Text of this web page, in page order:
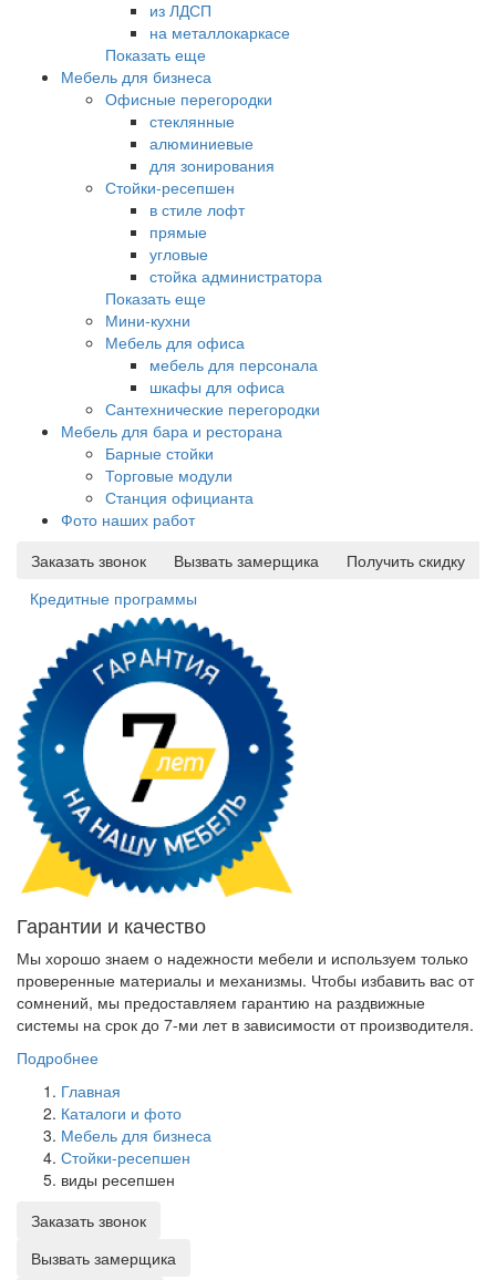
из ЛДСП
на металлокаркасе
Показать еще
Мебель для бизнеса
Офисные перегородки
стеклянные
алюминиевые
для зонирования
Стойки-ресепшен
в стиле лофт
прямые
угловые
стойка администратора
Показать еще
Мини-кухни
Мебель для офиса
мебель для персонала
шкафы для офиса
Сантехнические перегородки
Мебель для бара и ресторана
Барные стойки
Торговые модули
Станция официанта
Фото наших работ
Заказать звонок
Вызвать замерщика
Получить скидку
Кредитные программы
Гарантии и качество
Мы хорошо знаем о надежности мебели и используем только
проверенные материалы и механизмы. Чтобы избавить вас от
сомнений, мы предоставляем гарантию на раздвижные
системы на срок до 7-ми лет в зависимости от производителя.
Подробнее
Главная
Каталоги и фото
Мебель для бизнеса
Стойки-ресепшен
виды ресепшен
Заказать звонок
Вызвать замерщика